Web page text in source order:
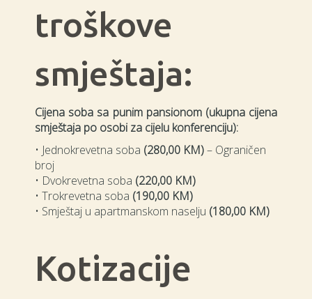
troškove
smještaja:
Cijena soba sa punim pansionom (ukupna cijena
smještaja po osobi za cijelu konferenciju):
• Jednokrevetna soba (280,00 KM)– Ograničen
broj
• Dvokrevetna soba (220,00 KM)
• Trokrevetna soba (190,00 KM)
• Smještaj u apartmanskom naselju (180,00 KM)
Kotizacije